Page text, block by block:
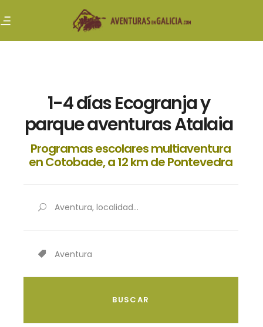
1-4 días Ecogranja y
parque aventuras Atalaia
Programas escolares multiaventura
en Cotobade, a 12 km de Pontevedra
Aventura